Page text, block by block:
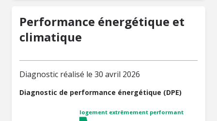
Performance énergétique et
climatique
Diagnostic réalisé le 30 avril 2026
Diagnostic de performance énergétique (DPE)
logement extrêmement performant